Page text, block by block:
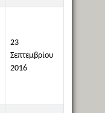
23
Σεπτεμβρίου
2016